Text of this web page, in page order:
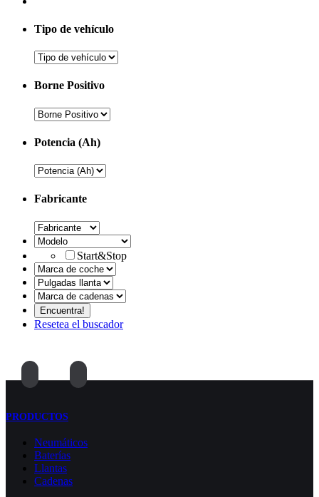
Tipo de vehículo
Borne Positivo
Potencia (Ah)
Fabricante
Start&Stop
Resetea el buscador
PRODUCTOS
Neumáticos
Baterías
Llantas
Cadenas